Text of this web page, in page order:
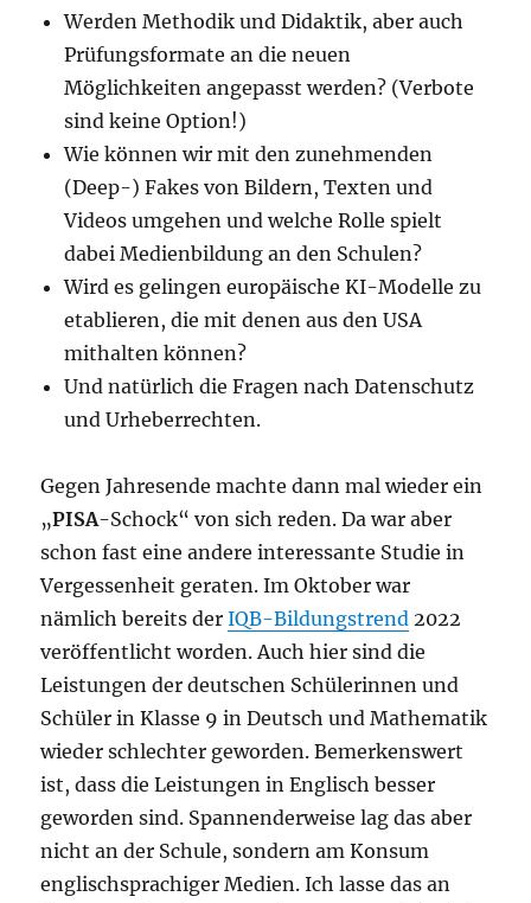
Werden Methodik und Didaktik, aber auch
Prüfungsformate an die neuen
Möglichkeiten angepasst werden? (Verbote
sind keine Option!)
Wie können wir mit den zunehmenden
(Deep-) Fakes von Bildern, Texten und
Videos umgehen und welche Rolle spielt
dabei Medienbildung an den Schulen?
Wird es gelingen europäische KI-Modelle zu
etablieren, die mit denen aus den USA
mithalten können?
Und natürlich die Fragen nach Datenschutz
und Urheberrechten.
Gegen Jahresende machte dann mal wieder ein
„PISA-Schock“ von sich reden. Da war aber
schon fast eine andere interessante Studie in
Vergessenheit geraten. Im Oktober war
nämlich bereits derIQB-Bildungstrend 2022
veröffentlicht worden. Auch hier sind die
Leistungen der deutschen Schülerinnen und
Schüler in Klasse 9 in Deutsch und Mathematik
wieder schlechter geworden. Bemerkenswert
ist, dass die Leistungen in Englisch besser
geworden sind. Spannenderweise lag das aber
nicht an der Schule, sondern am Konsum
englischsprachiger Medien. Ich lasse das an